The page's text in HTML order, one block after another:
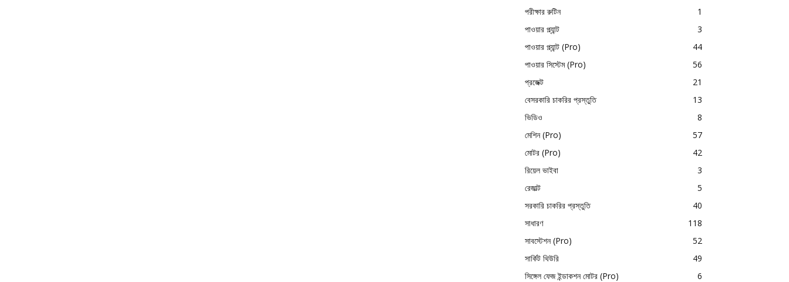
পরীক্ষার রুটিন
1
পাওয়ার প্ল্যান্ট
3
পাওয়ার প্ল্যান্ট (Pro)
44
পাওয়ার সিস্টেম (Pro)
56
প্রজেক্ট
21
বেসরকারি চাকরির প্রস্তুতি
13
ভিডিও
8
মেশিন (Pro)
57
মোটর (Pro)
42
রিয়েল ভাইবা
3
রেজাল্ট
5
সরকারি চাকরির প্রস্তুতি
40
সাধারণ
118
সাবস্টেশন (Pro)
52
সার্কিট থিউরি
49
সিঙ্গেল ফেজ ইন্ডাকশন মোটর (Pro)
6